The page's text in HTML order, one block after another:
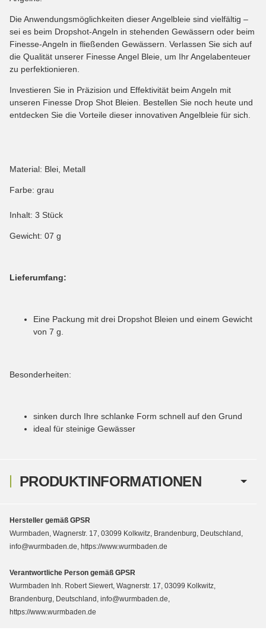
PRODUKTINFORMATIONEN
Die Anwendungsmöglichkeiten dieser Angelbleie sind vielfältig –
sei es beim Dropshot-Angeln in stehenden Gewässern oder beim
Finesse-Angeln in fließenden Gewässern. Verlassen Sie sich auf
die Qualität unserer Finesse Angel Bleie, um Ihr Angelabenteuer
zu perfektionieren.
Investieren Sie in Präzision und Effektivität beim Angeln mit
unseren Finesse Drop Shot Bleien. Bestellen Sie noch heute und
entdecken Sie die Vorteile dieser innovativen Angelbleie für sich.
Material: Blei, Metall
Farbe: grau
Inhalt: 3 Stück
Gewicht: 07 g
Lieferumfang:
Eine Packung mit drei Dropshot Bleien und einem Gewicht
von 7 g.
Besonderheiten:
sinken durch Ihre schlanke Form schnell auf den Grund
ideal für steinige Gewässer
Hersteller gemäß GPSR
Wurmbaden, Wagnerstr. 17, 03099 Kolkwitz, Brandenburg, Deutschland,
info@wurmbaden.de, https://www.wurmbaden.de
Verantwortliche Person gemäß GPSR
Wurmbaden Inh. Robert Siewert, Wagnerstr. 17, 03099 Kolkwitz,
Brandenburg, Deutschland, info@wurmbaden.de,
https://www.wurmbaden.de